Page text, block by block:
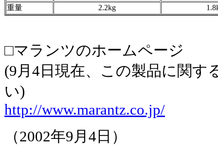
重量 2.2kg
□マランツのホームページ
(9月4日現在、この製品に関す
い)
http://www.marantz.co.jp/
（2002年9月4日）